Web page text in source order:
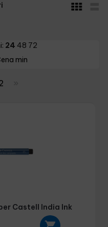
24 48 72
min
Castell India Ink